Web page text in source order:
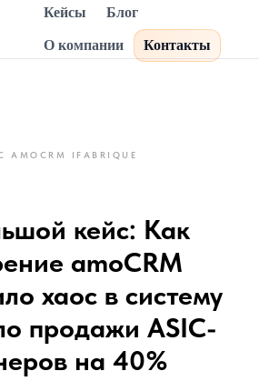
Кейсы Блог
О компании Контакты
AMOCRM IFABRIQUE
кейс: Как
amoCRM
хаос в систему
продажи ASIC-
на 40%